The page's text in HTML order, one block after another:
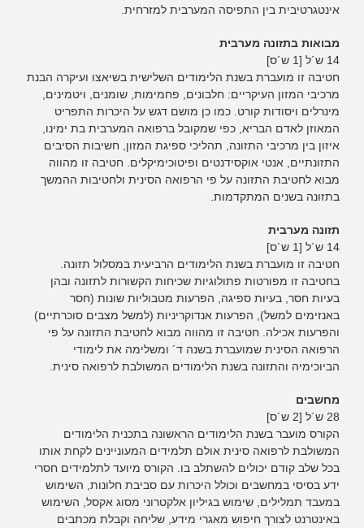
אינטגרטיבית בין התפיסה המערבית למזרחית.
מבואות בתזונה מערבית
14 ש´ל [1 ש´ס]
חטיבה זו מועברת בשנת הלימודים השלישית בשיאצו ועיקרה הבנת
מרכיבי המזון העיקריים: חלבונים, פחמימות, שומנים, ויטמינים,
מינרלים ויסודות קורט. כמו כן מושם דגש על היכרות התפריט
המאוזן לאדם הבריא, כפי שמקובל ברפואה המערבית בת ימינו,
איזון בין מרכיבי התזונה, תהליכי ספיגת המזון, חשיבות הסיבים
התזונתיים, אנטי אוקסידנטים ופיטוכימיקלים. חטיבה זו מהווה
מבוא לחטיבת התזונה על פי הרפואה הסינית ולחטיבות ההמשך
בתזונה בשנים המתקדמות.
תזונה מערבית
14 ש´ל [1 ש´ס]
חטיבה זו מועברת בשנת הלימודים הרביעית במסלול תזונה.
בחטיבה זו מפורטות פתולוגיות שכיחות הקשורות לתזונה ובהן
בעיות חסר, בעיות ספיגה, הפרעות מטבוליות שונות (חסר
באנזימים למשל), הפרעות אנדוקריניות (למשל מצבים סוכרתיים)
והפרעות אכילה. חטיבה זו מהווה מבוא לחטיבת התזונה על פי
הרפואה הסינית שמועברת בשנה ד´ ומשלימה את לימודי
הביוכימיה והתזונה בשנת הלימודים המשולבת לרפואה סינית.
מחשבים
28 ש´ל [2 ש´ס]
הקורס מועבר בשנת הלימודים הראשונה בתכנית הלימודים
המשולבת לרפואה סינית אולם תלמידים המעוניינים לקחת אותו
בכל שלב קודם יכולים להשתלב בו. הקורס מיועד לתלמידים חסרי
ידע בסיסי במחשבים וכולל היכרות עם סביבת חלונות, השימוש
במעבד תמלילים, שימוש בגיליון אלקטרוני מסוג אקסל, השימוש
באינטרנט לצורך חיפוש מאגרי מידע, שליחה וקבלת מכתבים